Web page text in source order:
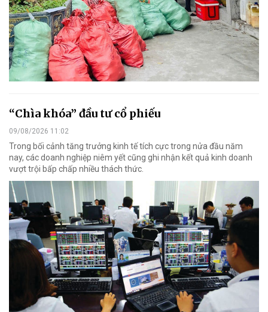
“Chìa khóa” đầu tư cổ phiếu
09/08/2026 11:02
Trong bối cảnh tăng trưởng kinh tế tích cực trong nửa đầu năm
nay, các doanh nghiệp niêm yết cũng ghi nhận kết quả kinh doanh
vượt trội bấp chấp nhiều thách thức.